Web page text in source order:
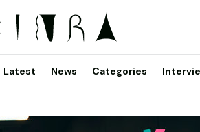
Latest News Categories